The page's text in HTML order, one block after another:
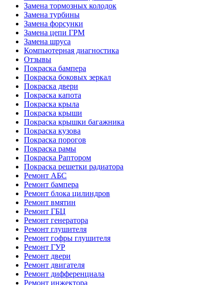
Замена тормозных колодок
Замена турбины
Замена форсунки
Замена цепи ГРМ
Замена шруса
Компьютерная диагностика
Отзывы
Покраска бампера
Покраска боковых зеркал
Покраска двери
Покраска капота
Покраска крыла
Покраска крыши
Покраска крышки багажника
Покраска кузова
Покраска порогов
Покраска рамы
Покраска Раптором
Покраска решетки радиатора
Ремонт АБС
Ремонт бампера
Ремонт блока цилиндров
Ремонт вмятин
Ремонт ГБЦ
Ремонт генератора
Ремонт глушителя
Ремонт гофры глушителя
Ремонт ГУР
Ремонт двери
Ремонт двигателя
Ремонт дифференциала
Ремонт инжектора